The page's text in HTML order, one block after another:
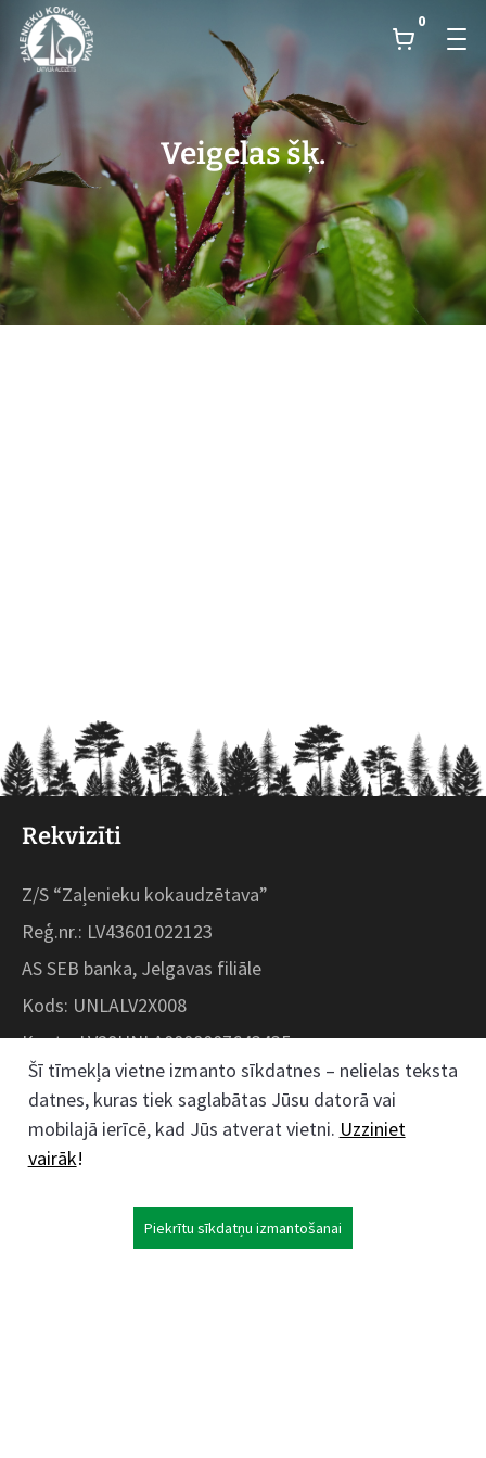
0
Veigelas šķ.
Rekvizīti
Z/S “Zaļenieku kokaudzētava”
Reģ.nr.: LV43601022123
AS SEB banka, Jelgavas filiāle
Kods: UNLALV2X008
Konts: LV28UNLA0008007643435
Kokaudzētavas iela 1, Zaļenieki, Zaļenieku
pagasts, Jelgavas novads, LV- 3011, Latvija
Šī tīmekļa vietne izmanto sīkdatnes – nelielas teksta
datnes, kuras tiek saglabātas Jūsu datorā vai
mobilajā ierīcē, kad Jūs atverat vietni. Uzziniet
vairāk!
Piekrītu sīkdatņu izmantošanai